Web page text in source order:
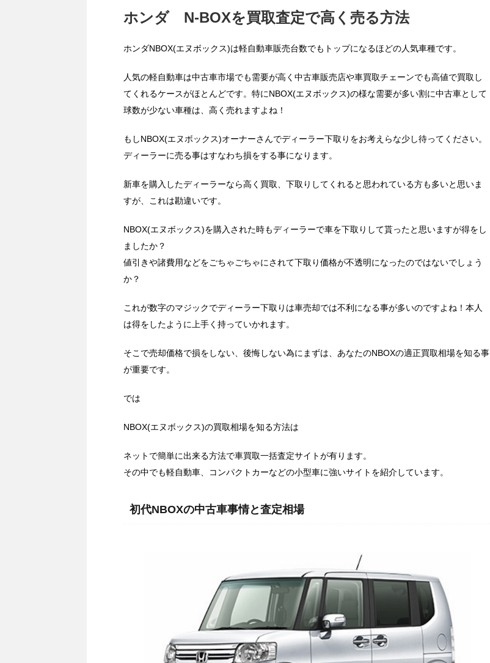
ホンダ N-BOXを買取査定で高く売る方法
ホンダNBOX(エヌボックス)は軽自動車販売台数でもトップになるほどの人気車種です。
人気の軽自動車は中古車市場でも需要が高く中古車販売店や車買取チェーンでも高値で買取し
てくれるケースがほとんどです。特にNBOX(エヌボックス)の様な需要が多い割に中古車として
球数が少ない車種は、高く売れますよね！
もしNBOX(エヌボックス)オーナーさんでディーラー下取りをお考えらな少し待ってください。
ディーラーに売る事はすなわち損をする事になります。
新車を購入したディーラーなら高く買取、下取りしてくれると思われている方も多いと思いま
すが、これは勘違いです。
NBOX(エヌボックス)を購入された時もディーラーで車を下取りして貰ったと思いますが得をし
ましたか？
値引きや諸費用などをごちゃごちゃにされて下取り価格が不透明になったのではないでしょう
か？
これが数字のマジックでディーラー下取りは車売却では不利になる事が多いのですよね！本人
は得をしたように上手く持っていかれます。
そこで売却価格で損をしない、後悔しない為にまずは、あなたのNBOXの適正買取相場を知る事
が重要です。
では
NBOX(エヌボックス)の買取相場を知る方法は
ネットで簡単に出来る方法で車買取一括査定サイトが有ります。
その中でも軽自動車、コンパクトカーなどの小型車に強いサイトを紹介しています。
初代NBOXの中古車事情と査定相場